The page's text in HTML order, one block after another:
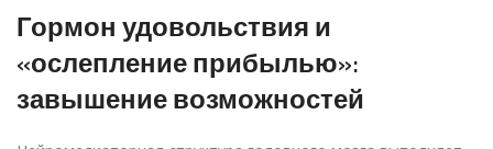
Гормон удовольствия и
«ослепление прибылью»:
завышение возможностей